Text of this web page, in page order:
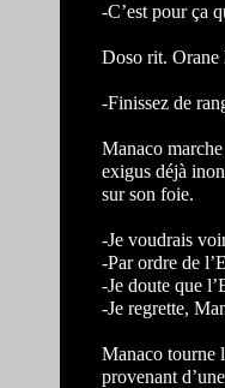
-C’est pour ça
Doso rit. Orane
-Finissez de
Manaco
exigus déjà
sur son foie.
-Je voudrais
-Par ordre de
-Je doute que
-Je regrette,
Manaco tourne
provenant